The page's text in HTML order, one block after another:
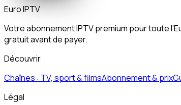
EuroIPTV
Votre abonnement IPTV premium pour toute
gratuit avant de payer.
Découvrir
Chaînes : TV, sport & filmsAbonnement & prix
Légal